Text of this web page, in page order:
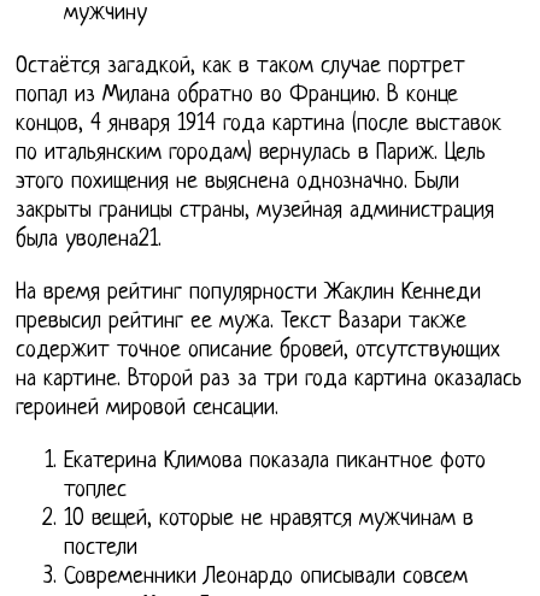
мужчину
Остаётся загадкой, как в таком случае портрет
попал из Милана обратно во Францию. В конце
концов, 4 января 1914 года картина (после выставок
по итальянским городам) вернулась в Париж. Цель
этого похищения не выяснена однозначно. Были
закрыты границы страны, музейная администрация
была уволена21.
На время рейтинг популярности Жаклин Кеннеди
превысил рейтинг ее мужа. Текст Вазари также
содержит точное описание бровей, отсутствующих
на картине. Второй раз за три года картина оказалась
героиней мировой сенсации.
Екатерина Климова показала пикантное фото
топлес
10 вещей, которые не нравятся мужчинам в
постели
Современники Леонардо описывали совсем